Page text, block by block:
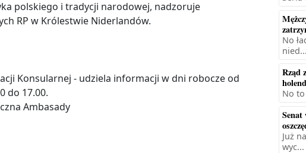
polskiego i tradycji narodowej, nadzoruje
RP w Królestwie Niderlandów.
Konsularnej - udziela informacji w dni robocze od
do 17.00.
Ambasady
No
nied...
Rząd
No
Senat
Już
wyc...